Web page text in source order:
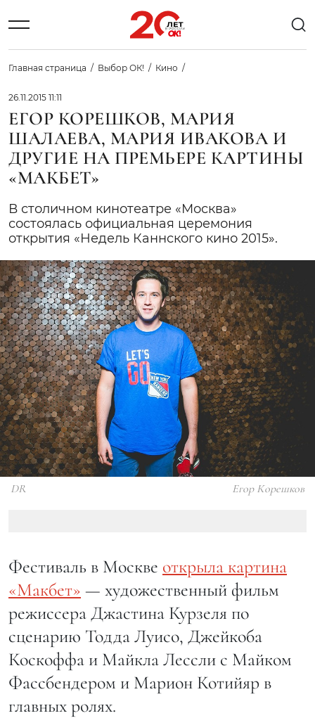
Главная страница Выбор ОК! Кино
26.11.2015 11:11
ЕГОР КОРЕШКОВ, МАРИЯ
ШАЛАЕВА, МАРИЯ ИВАКОВА И
ДРУГИЕ НА ПРЕМЬЕРЕ КАРТИНЫ
«МАКБЕТ»
В столичном кинотеатре «Москва»
состоялась официальная церемония
открытия «Недель Каннского кино 2015».
DR Егор Корешков
Фестиваль в Москве открыла картина
«Макбет» — художественный фильм
режиссера Джастина Курзеля по
сценарию Тодда Луисо, Джейкоба
Коскоффа и Майкла Лессли с Майком
Фассбендером и Марион Котийяр в
главных ролях.